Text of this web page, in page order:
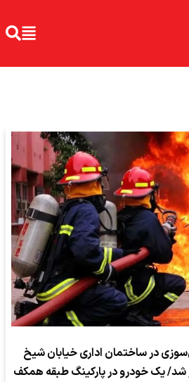
در ساختمان اداری خیابان شیخ
شد/ یک خودرو در پارکینگ طبقه همکف